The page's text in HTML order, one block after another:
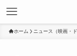
ホーム ニュース（映画・ド